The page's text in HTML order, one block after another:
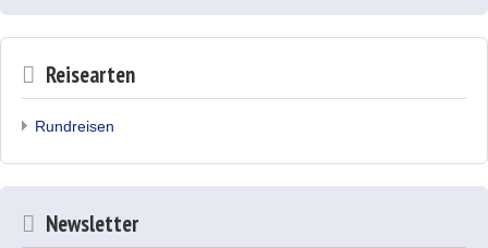
Reisearten
Rundreisen
Newsletter